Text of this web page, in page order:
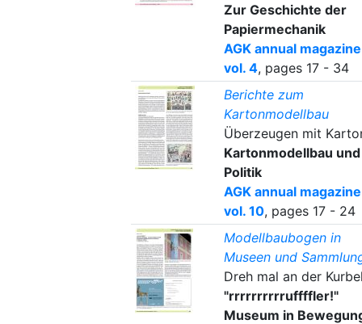
Zur Geschichte der
Papiermechanik
AGK annual magazine
vol. 4, pages 17 - 34
Berichte zum
Kartonmodellbau
Überzeugen mit
Kartonmodellbau und
Politik
AGK annual magazine
vol. 10, pages 17 - 24
Modellbaubogen in
Museen und
Dreh mal an der
"rrrrrrrrrruffffler!"
Museum in